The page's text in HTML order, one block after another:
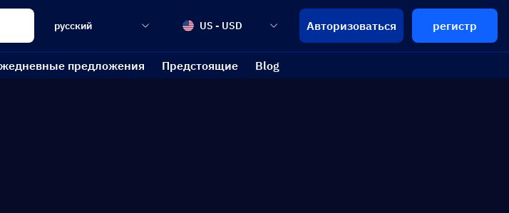
русский US - USD Авторизоваться регистр
предложения Предстоящие Blog